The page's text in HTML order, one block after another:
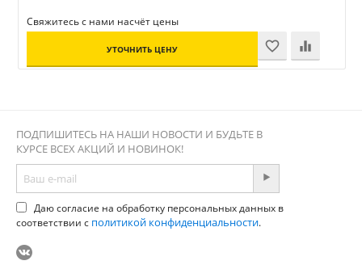
Свяжитесь с нами насчёт цены
УТОЧНИТЬ ЦЕНУ
ПОДПИШИТЕСЬ НА НАШИ НОВОСТИ И БУДЬТЕ В
КУРСЕ ВСЕХ АКЦИЙ И НОВИНОК!
Даю согласие на обработку персональных данных в
соответствии с политикой конфиденциальности.